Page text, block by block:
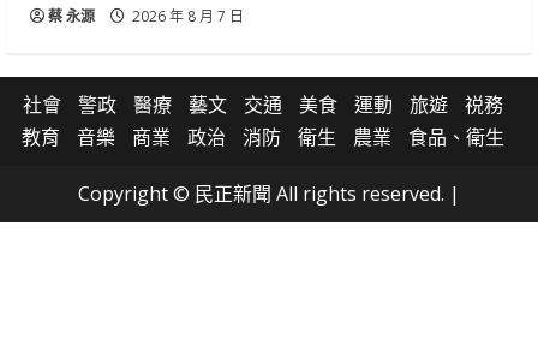
蔡 永源 2026 年 8 月 7 日
社會 警政 醫療 藝文 交通 美食 運動 旅遊
祱務
教育
音樂 商業 政治 消防 衛生 農業 食品、衛生
Copyright © 民正新聞 All rights reserved. |